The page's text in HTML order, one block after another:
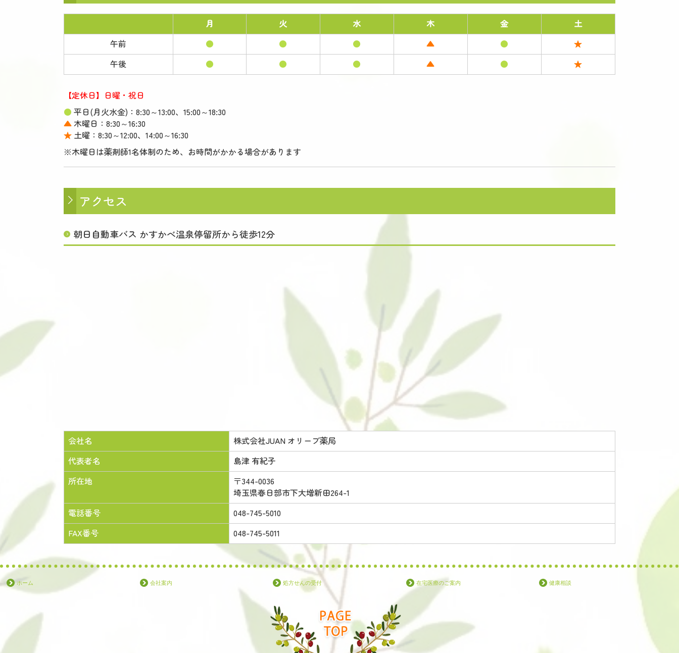
月 火 水 木 金
土
午前
● ● ● ▲ ●
★
午後
● ● ● ▲ ● ★
【定休日】日曜・祝日
● 平日(月火水金)：8:30～13:00、15:00～18:30
▲木曜日：8:30～16:30
★ 土曜：8:30～12:00、14:00～16:30
※木曜日は薬剤師1名体制のため、お時間がかかる場合があります
アクセス
朝日自動車バス かすかべ温泉停留所から徒歩12分
会社名
株式会社JUAN オリーブ薬局
代表者名
島津 有紀子
所在地
〒344-0036
埼玉県春日部市下大増新田264-1
電話番号
048-745-5010
FAX番号
048-745-5011
ホーム 会社案内 処方せんの受付 在宅医療のご案内 健康相談